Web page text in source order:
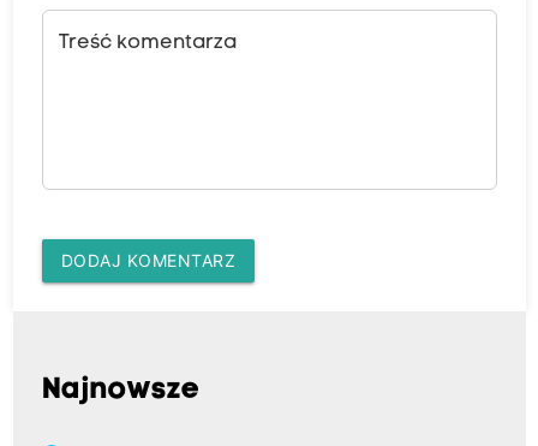
Treść komentarza
DODAJ KOMENTARZ
Najnowsze